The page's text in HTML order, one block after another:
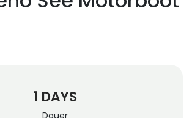
1 DAYS
Dauer